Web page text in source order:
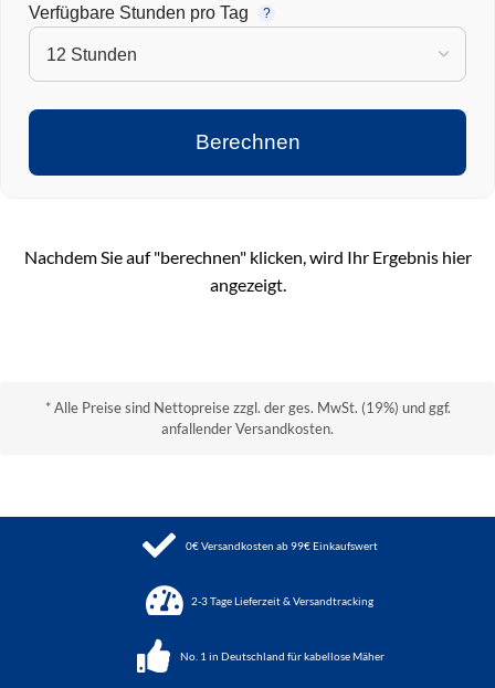
Verfügbare Stunden pro Tag ?
Berechnen
Nachdem Sie auf "berechnen" klicken, wird Ihr Ergebnis hier
angezeigt.
* Alle Preise sind Nettopreise zzgl. der ges. MwSt. (19%) und ggf.
anfallender Versandkosten.
0€ Versandkosten ab 99€ Einkaufswert
2-3 Tage Lieferzeit & Versandtracking
No. 1 in Deutschland für kabellose Mäher